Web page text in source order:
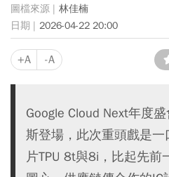
林佳楠
2026-04-22 20:00
+A -A
Google Cloud Next年度
斯登場，此次重頭戲是
片TPU 8t與8i，比起先前